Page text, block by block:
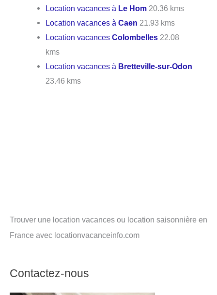
Location vacances à Le Hom 20.36 kms
Location vacances àCaen 21.93 kms
Location vacancesColombelles 22.08
kms
Location vacances à Bretteville-sur-Odon
23.46 kms
Trouver une location vacances ou location saisonnière en
France avec locationvacanceinfo.com
Contactez-nous